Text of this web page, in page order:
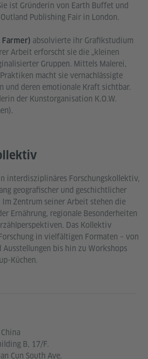
ist Gründerin von Earth Buffet und
Publishing Fair in London.
Farmer) absolvierte ihr Grafikstudium
Arbeit erforscht sie die „kleinen
Gruppen. Mittels Malerei,
macht sie vernachlässigte
und deren emotionale Kraft sichtbar.
der Kunstorganisation K.O.W.
interdisziplinäres Forschungskollektiv,
geografischer und geschichtlicher
Zentrum seiner Arbeit stehen die
Ernährung, regionale Besonderheiten
Das Kollektiv
in vielfältigen Formaten – von
bis hin zu Workshops
Küchen.
B, 17/F.
Cun South Ave.